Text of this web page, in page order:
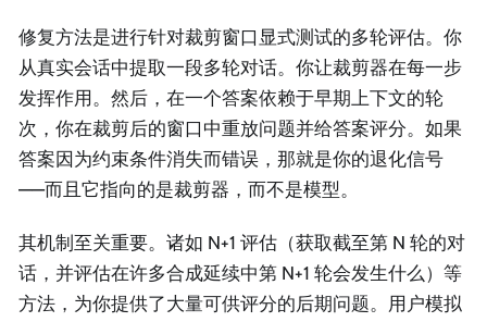
修复方法是进行针对裁剪窗口显式测试的多轮评估。你
从真实会话中提取一段多轮对话。你让裁剪器在每一步
发挥作用。然后，在一个答案依赖于早期上下文的轮
次，你在裁剪后的窗口中重放问题并给答案评分。如果
答案因为约束条件消失而错误，那就是你的退化信号
——而且它指向的是裁剪器，而不是模型。
其机制至关重要。诸如 N+1 评估（获取截至第 N 轮的对
话，并评估在许多合成延续中第 N+1 轮会发生什么）等
方法，为你提供了大量可供评分的后期问题。用户模拟